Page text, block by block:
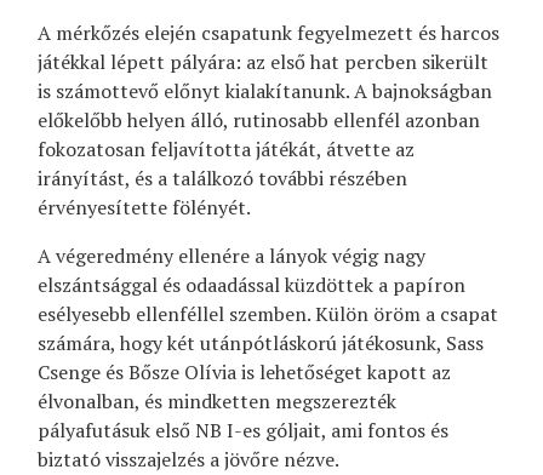
A mérkőzés elején csapatunk fegyelmezett és harcos
játékkal lépett pályára: az első hat percben sikerült
is számottevő előnyt kialakítanunk. A bajnokságban
előkelőbb helyen álló, rutinosabb ellenfél azonban
fokozatosan feljavította játékát, átvette az
irányítást, és a találkozó további részében
érvényesítette fölényét.
A végeredmény ellenére a lányok végig nagy
elszántsággal és odaadással küzdöttek a papíron
esélyesebb ellenféllel szemben. Külön öröm a csapat
számára, hogy két utánpótláskorú játékosunk, Sass
Csenge és Bősze Olívia is lehetőséget kapott az
élvonalban, és mindketten megszerezték
pályafutásuk első NB I-es góljait, ami fontos és
biztató visszajelzés a jövőre nézve.